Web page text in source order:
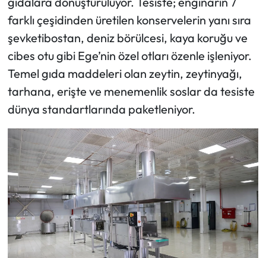
farklı çeşidinden üretilen konservelerin yanı sıra
şevketibostan, deniz börülcesi, kaya koruğu ve
cibes otu gibi Ege’nin özel otları özenle işleniyor.
Temel gıda maddeleri olan zeytin, zeytinyağı,
tarhana, erişte ve menemenlik soslar da tesiste
dünya standartlarında paketleniyor.